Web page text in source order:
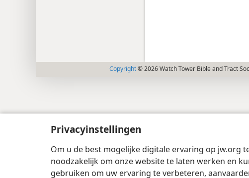
Privacyinstellingen
Om u de best mogelijke digitale ervaring op jw.org
noodzakelijk om onze website te laten werken en
gebruiken om uw ervaring te verbeteren,
Copyright© 2026 Watch Tower Bible and Tract